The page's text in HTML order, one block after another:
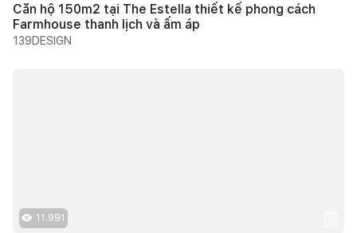
Căn hộ 150m2 tại The Estella thiết kế phong cách
Farmhouse thanh lịch và ấm áp
139DESIGN
11.991